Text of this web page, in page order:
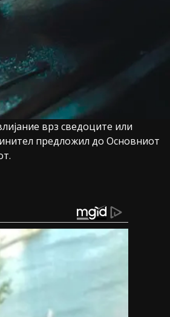
врз сведоците или
предложил до Основниот